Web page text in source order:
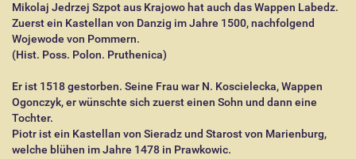
Mikolaj Jedrzej Szpot aus Krajowo hat auch das Wappen Labedz.
Zuerst ein Kastellan von Danzig im Jahre 1500, nachfolgend
Wojewode von Pommern.
(Hist. Poss. Polon. Pruthenica)
Er ist 1518 gestorben. Seine Frau war N. Koscielecka, Wappen
Ogonczyk, er wünschte sich zuerst einen Sohn und dann eine
Tochter.
Piotr ist ein Kastellan von Sieradz und Starost von Marienburg,
welche blühen im Jahre 1478 in Prawkowic.